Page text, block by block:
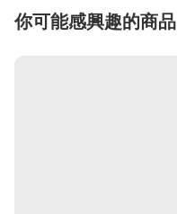
你可能感興趣的商品